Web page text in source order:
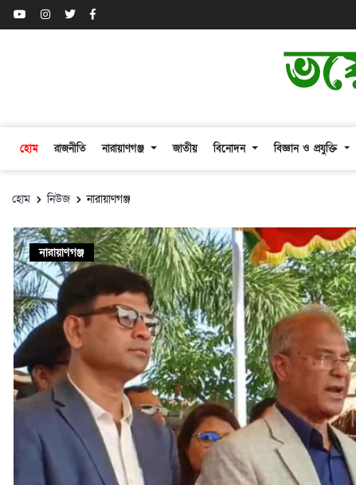
হোম রাজনীতি নারায়াণগঞ্জ জাতীয় বিনোদন বিজ্ঞান ও প্রযুক্তি
হোম নিউজ নারায়াণগঞ্জ
নারায়াণগঞ্জ